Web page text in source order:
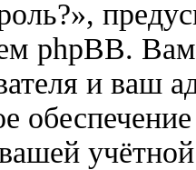
phpBB.
и ваш